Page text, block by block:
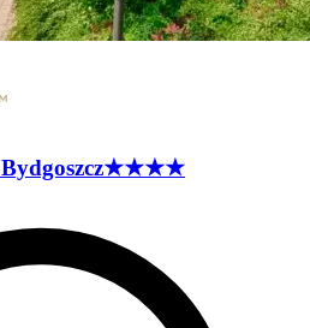
Bydgoszcz★★★★